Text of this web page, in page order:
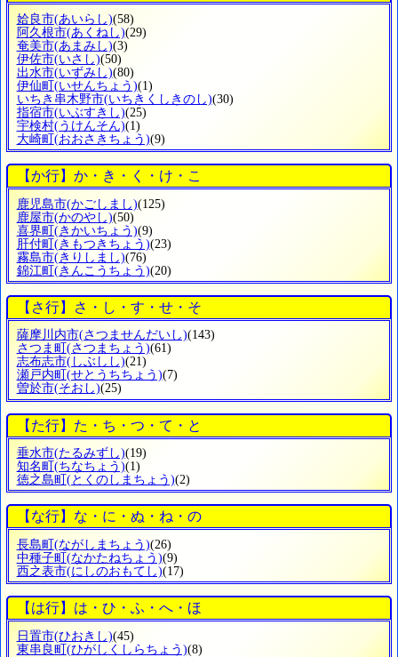
姶良市(あいらし)(58)
阿久根市(あくねし)(29)
奄美市(あまみし)(3)
伊佐市(いさし)(50)
出水市(いずみし)(80)
伊仙町 (いせんちょう)(1)
いちき串木野市(いちきくしきのし)(30)
指宿市(いぶすきし)(25)
宇検村(うけんそん)(1)
大崎町 (おおさきちょう)(9)
【か行】か・き・く・け・こ
鹿児島市(かごしまし)(125)
鹿屋市(かのやし)(50)
喜界町(きかいちょう)(9)
肝付町(きもつきちょう)(23)
霧島市(きりしまし)(76)
錦江町(きんこうちょう)(20)
【さ行】さ・し・す・せ・そ
薩摩川内市(さつませんだいし)(143)
さつま町 (さつまちょう)(61)
志布志市(しぶしし)(21)
瀬戸内町 (せとうちちょう)(7)
曽於市(そおし)(25)
【た行】た・ち・つ・て・と
垂水市(たるみずし)(19)
知名町 (ちなちょう)(1)
徳之島町 (とくのしまちょう)(2)
【な行】な・に・ぬ・ね・の
長島町 (ながしまちょう)(26)
中種子町 (なかたねちょう)(9)
西之表市(にしのおもてし)(17)
【は行】は・ひ・ふ・へ・ほ
日置市(ひおきし)(45)
東串良町(ひがしくしらちょう)(8)